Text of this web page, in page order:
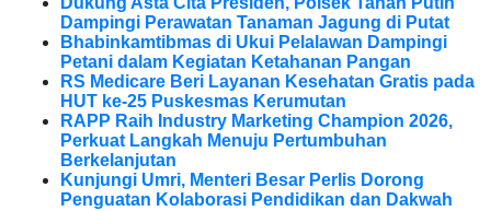
Dampingi Perawatan Tanaman Jagung di Putat
Bhabinkamtibmas di Ukui Pelalawan Dampingi
Petani dalam Kegiatan Ketahanan Pangan
RS Medicare Beri Layanan Kesehatan Gratis pada
HUT ke-25 Puskesmas Kerumutan
RAPP Raih Industry Marketing Champion 2026,
Perkuat Langkah Menuju Pertumbuhan
Berkelanjutan
Kunjungi Umri, Menteri Besar Perlis Dorong
Penguatan Kolaborasi Pendidikan dan Dakwah